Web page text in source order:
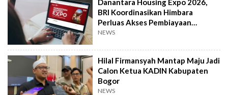
Danantara Housing Expo 2026,
BRI Koordinasikan Himbara
Perluas Akses Pembiayaan
Perumahan
NEWS
Hilal Firmansyah Mantap Maju Jadi
Calon Ketua KADIN Kabupaten
Bogor
NEWS